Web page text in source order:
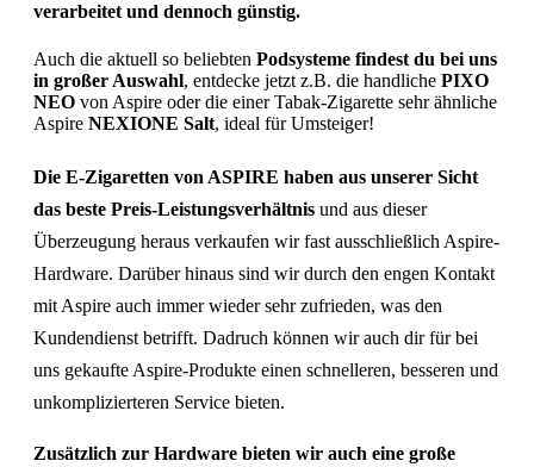
verarbeitet und dennoch günstig.
Auch die aktuell so beliebten Podsysteme findest du bei uns
in großer Auswahl, entdecke jetzt z.B. die handliche PIXO
NEO von Aspire oder die einer Tabak-Zigarette sehr ähnliche
Aspire NEXIONE Salt, ideal für Umsteiger!
Die E-Zigaretten von ASPIRE haben aus unserer Sicht
das beste Preis-Leistungsverhältnis und aus dieser
Überzeugung heraus verkaufen wir fast ausschließlich Aspire-
Hardware. Darüber hinaus sind wir durch den engen Kontakt
mit Aspire auch immer wieder sehr zufrieden, was den
Kundendienst betrifft. Dadruch können wir auch dir für bei
uns gekaufte Aspire-Produkte einen schnelleren, besseren und
unkomplizierteren Service bieten.
Zusätzlich zur Hardware bieten wir auch eine große